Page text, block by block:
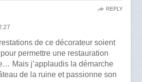
de ce décorateur soient
permettre une restauration
Mais j’applaudis la démarche
de la ruine et passionne son
REPLY